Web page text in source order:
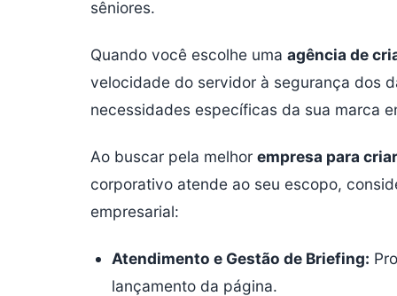
sêniores.
Quando você escolhe uma agência de
velocidade do servidor à segurança dos
necessidades específicas da sua marca
Ao buscar pela melhor empresa para
corporativo atende ao seu escopo,
empresarial:
Atendimento e Gestão de Briefing:
lançamento da página.